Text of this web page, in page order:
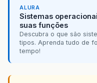
ALURA
Sistemas
suas funções
Descubra o que são
tipos. Aprenda tudo de
tempo!